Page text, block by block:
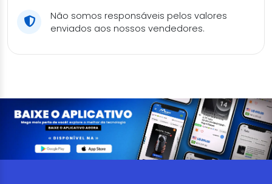
Não somos responsáveis pelos valores
enviados aos nossos vendedores.